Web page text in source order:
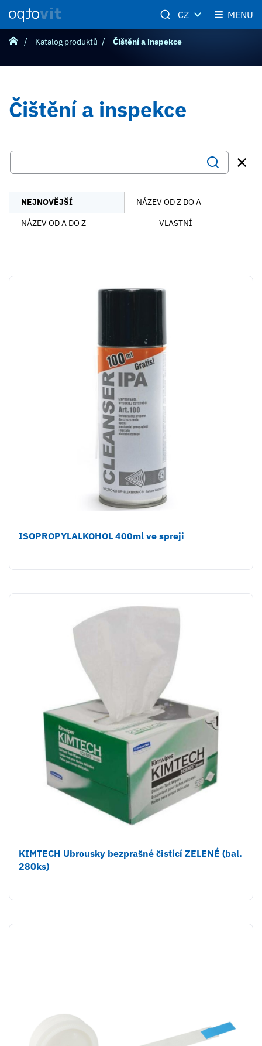
Katalog produktů Čištění a inspekce
Čištění a inspekce
NEJNOVĚJŠÍ
NÁZEV OD Z DO A
NÁZEV OD A DO Z
VLASTNÍ
ISOPROPYLALKOHOL 400ml ve spreji
KIMTECH Ubrousky bezprašné čistící ZELENÉ (bal.
280ks)
MENU
CZ